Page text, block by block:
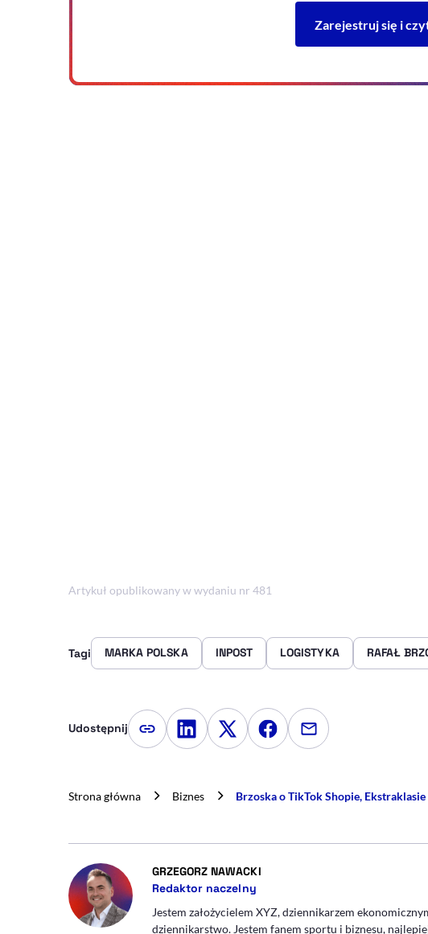
Artykuł opublikowany w wydaniu nr 481
Tagi MARKA POLSKA INPOST LOGISTYKA RAFAŁ
Udostępnij Kopiuj link artykułu
Udostępnij na LinkedIn
Udostępnij na Twitterze
Udostępnij na Facebooku
Udostępnij przez e-
Strona główna Biznes Brzoska o TikTok Shopie,
GRZEGORZ NAWACKI- AUTOR ARTYKUŁU - PROFIL
Redaktor naczelny
Jestem założycielem XYZ, dziennikarzem
dziennikarstwo. Jestem fanem sportu i biznesu,